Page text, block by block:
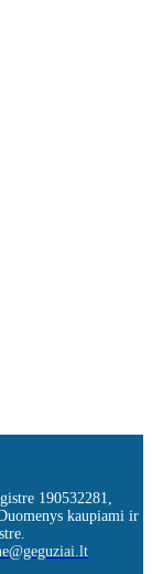
190532281,
kaupiami ir